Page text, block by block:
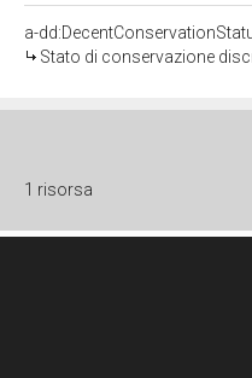
a-
Stato di conservazione
1 risorsa